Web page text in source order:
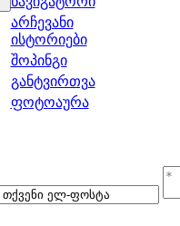
არჩევანი
ისტორიები
შოპინგი
განტვირთვა
ფოტოაურა